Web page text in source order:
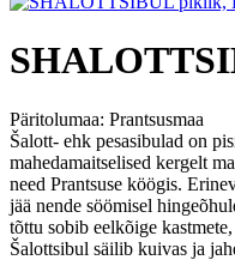
Päritolumaa: Prantsusmaa
Šalott- ehk pesasibulad on
mahedamaitselised kergelt
need Prantsuse köögis.
jää nende söömisel
tõttu sobib eelkõige
Šalottsibul säilib kuivas ja